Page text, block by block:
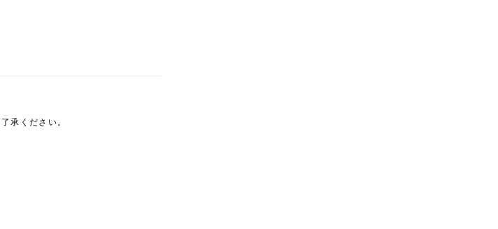
承ください。